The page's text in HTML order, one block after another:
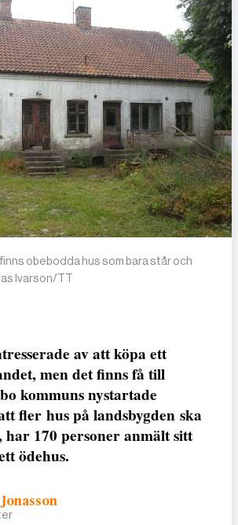
obebodda hus som bara står och
Ivarson/TT
av att köpa ett
men det finns få till
kommuns nystartade
fler hus på landsbygden ska
har 170 personer anmält sitt
ödehus.